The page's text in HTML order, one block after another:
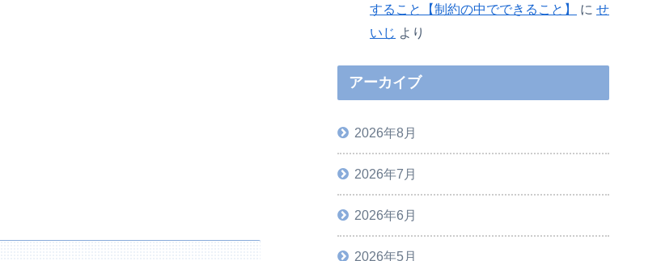
すること【制約の中でできること】
に せ
いじ より
アーカイブ
2026年8月
2026年7月
2026年6月
2026年5月